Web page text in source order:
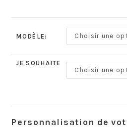
MODÈLE: Choisir une
JE SOUHAITE
Choisir une
Personnalisation de